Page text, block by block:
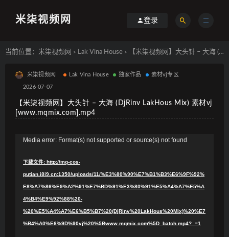
米柒视频网 登录
当前位置： 米柒视频网 > Lak Vina House > 【米柒视频网】大头针 – 大海 (DjRinv LakHous Mix) 素材vj [www.mqmix.com].mp4
米柒视频网 Lak Vina House 独家作品 素材vj专区
2026-07-07
【米柒视频网】大头针 – 大海 (DjRinv LakHous Mix) 素材vj
[www.mqmix.com].mp4
Media error: Format(s) not supported or source(s) not found
下载文件: http://mq-cos-
putian.i8i9.cn:1350/uploads/11/%E3%80%90%E7%B1%B3%E6%9F%92%
E8%A7%86%E9%A2%91%E7%BD%91%E3%80%91%E5%A4%A7%E5%A
4%B4%E9%92%88%20-
%20%E5%A4%A7%E6%B5%B7%20(DjRinv%20LakHous%20Mix)%20%E7
%B4%A0%E6%9D%90vj%20%5Bwww.mqmix.com%5D_batch.mp4?_=1